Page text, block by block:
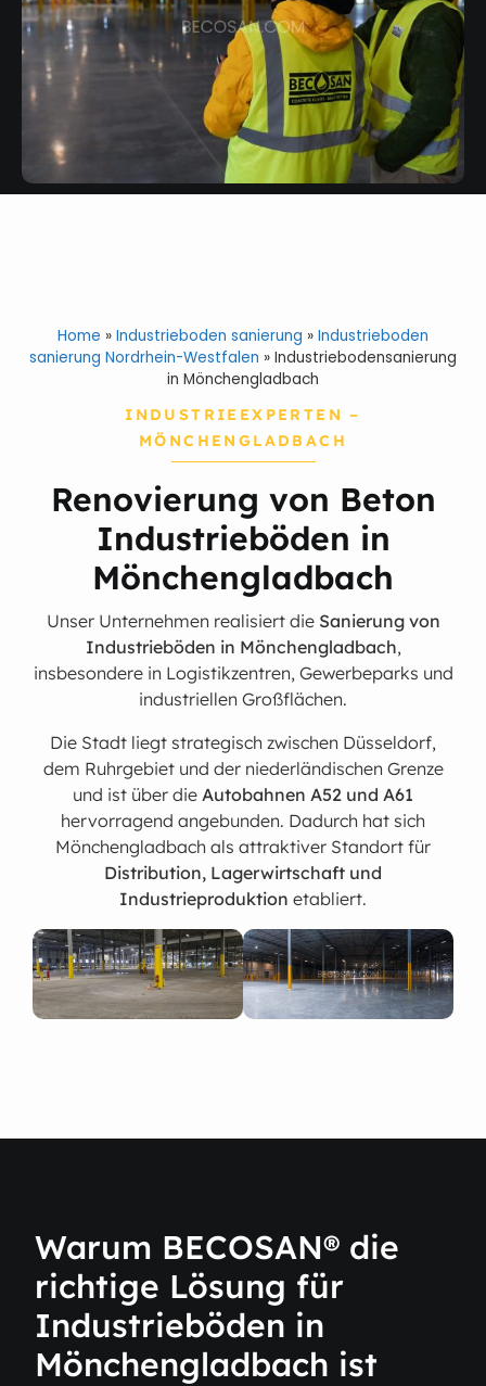
Home » Industrieboden sanierung » Industrieboden
sanierung Nordrhein-Westfalen » Industriebodensanierung
in Mönchengladbach
INDUSTRIEEXPERTEN –
MÖNCHENGLADBACH
Renovierung von Beton
Industrieböden in
Mönchengladbach
Unser Unternehmen realisiert die Sanierung von
Industrieböden in Mönchengladbach,
insbesondere in Logistikzentren, Gewerbeparks und
industriellen Großflächen.
Die Stadt liegt strategisch zwischen Düsseldorf,
dem Ruhrgebiet und der niederländischen Grenze
und ist über die Autobahnen A52 und A61
hervorragend angebunden. Dadurch hat sich
Mönchengladbach als attraktiver Standort für
Distribution, Lagerwirtschaft und
Industrieproduktion etabliert.
Warum BECOSAN® die
richtige Lösung für
Industrieböden in
Mönchengladbach ist